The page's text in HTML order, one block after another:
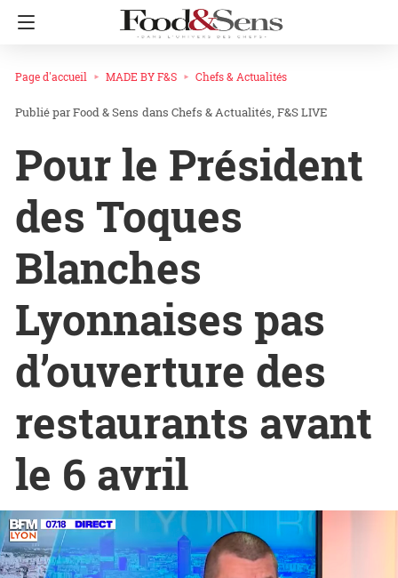
Page d'accueil MADE BY F&S Chefs & Actualités
Food & Sens dans Chefs & Actualités F&S LIVE
Pour le Président
des Toques
Blanches
Lyonnaises pas
d’ouverture des
restaurants avant
le 6 avril